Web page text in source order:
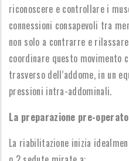
riconoscere e controllare i
connessioni consapevoli tra
non solo a contrarre e
coordinare questo movimento
trasverso dell’addome, in un
pressioni intra-addominali.
La preparazione pre-
La riabilitazione inizia